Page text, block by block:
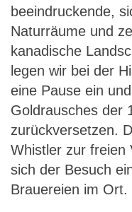
beeindruckende,
Naturräume und
kanadische
legen wir bei der
eine Pause ein
Goldrausches der
zurückversetzen.
Whistler zur freien
sich der Besuch
Brauereien im Ort.